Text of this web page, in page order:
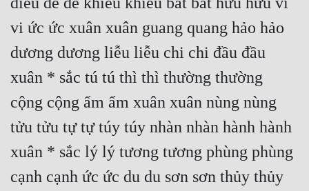
Trùng Sinh
Tu Tiên
Tội Phạm
Vô Địch
Võ Hiệp
vi ức ức xuân xuân guang quang hảo hảo
dương dương liễu liễu chi chi đầu đầu
xuân * sắc tú tú thì thì thường thường
cộng cộng ẩm ẩm xuân xuân nùng nùng
tửu tửu tự tự túy túy nhàn nhàn hành hành
xuân * sắc lý lý tương tương phùng phùng
cạnh cạnh ức ức du du sơn sơn thủy thủy